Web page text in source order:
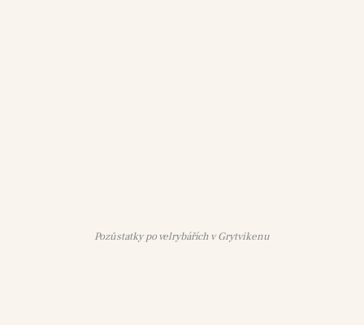
Pozůstatky po velrybářích v Grytvikenu